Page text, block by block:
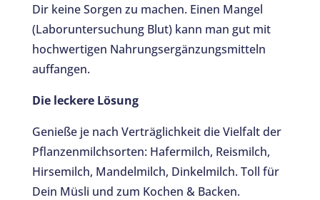
Dir keine Sorgen zu machen. Einen Mangel
(Laboruntersuchung Blut) kann man gut mit
hochwertigen Nahrungsergänzungsmitteln
auffangen.
Die leckere Lösung
Genieße je nach Verträglichkeit die Vielfalt der
Pflanzenmilchsorten: Hafermilch, Reismilch,
Hirsemilch, Mandelmilch, Dinkelmilch. Toll für
Dein Müsli und zum Kochen & Backen.